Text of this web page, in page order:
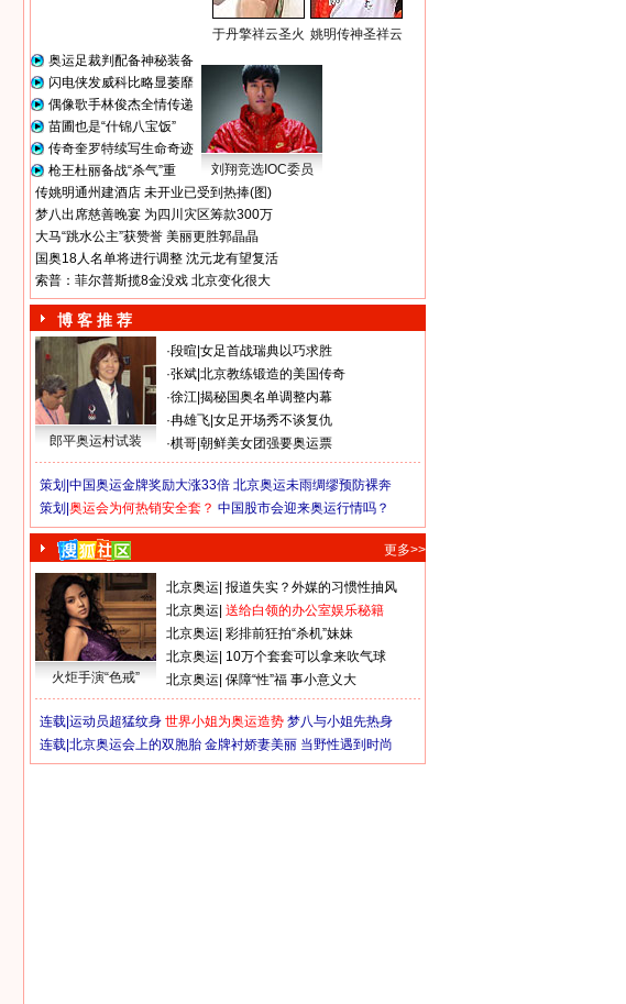
于丹擎祥云圣火 姚明传神圣祥云
奥运足裁判配备神秘装备
闪电侠发威科比略显萎靡
偶像歌手林俊杰全情传递
苗圃也是“什锦八宝饭”
传奇奎罗特续写生命奇迹
枪王杜丽备战“杀气”重
刘翔竞选IOC委员
传姚明通州建酒店 未开业已受到热捧(图)
梦八出席慈善晚宴 为四川灾区筹款300万
大马“跳水公主”获赞誉 美丽更胜郭晶晶
国奥18人名单将进行调整 沈元龙有望复活
索普：菲尔普斯揽8金没戏 北京变化很大
博 客 推 荐
郎平奥运村试装
·段暄 女足首战瑞典以巧求胜
·张斌 北京教练锻造的美国传奇
·徐江 揭秘国奥名单调整内幕
·冉雄飞 女足开场秀不谈复仇
·棋哥 朝鲜美女团强要奥运票
策划| 中国奥运金牌奖励大涨33倍 北京奥运未雨绸缪预防裸奔
策划| 奥运会为何热销安全套？ 中国股市会迎来奥运行情吗？
更多>>
火炬手演“色戒”
北京奥运 报道失实？外媒的习惯性抽风
北京奥运 送给白领的办公室娱乐秘籍
北京奥运 彩排前狂拍“杀机”妹妹
北京奥运 10万个套套可以拿来吹气球
北京奥运 保障“性”福 事小意义大
连载| 运动员超猛纹身 世界小姐为奥运造势 梦八与小姐先热身
连载| 北京奥运会上的双胞胎 金牌衬娇妻美丽 当野性遇到时尚